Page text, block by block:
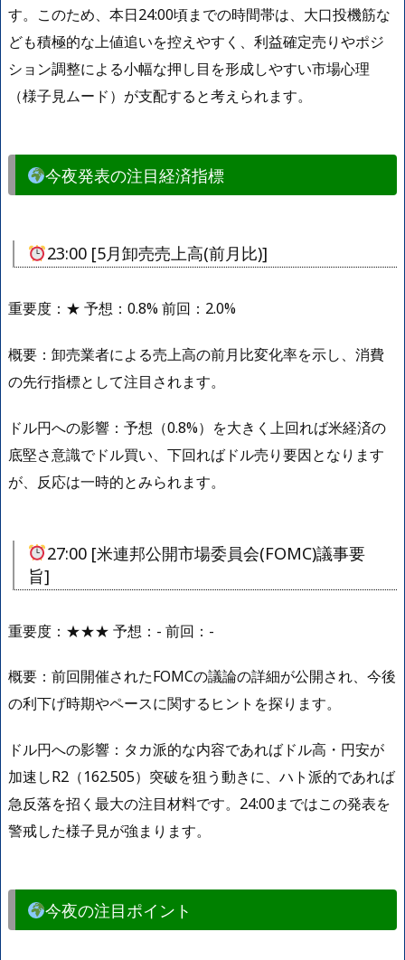
す。このため、本日24:00頃までの時間帯は、大口投機筋な
ども積極的な上値追いを控えやすく、利益確定売りやポジ
ション調整による小幅な押し目を形成しやすい市場心理
（様子見ムード）が支配すると考えられます。
今夜発表の注目経済指標
23:00 [5月卸売売上高(前月比)]
重要度：★ 予想：0.8% 前回：2.0%
概要：卸売業者による売上高の前月比変化率を示し、消費
の先行指標として注目されます。
ドル円への影響：予想（0.8%）を大きく上回れば米経済の
底堅さ意識でドル買い、下回ればドル売り要因となります
が、反応は一時的とみられます。
27:00 [米連邦公開市場委員会(FOMC)議事要
旨]
重要度：★★★ 予想：- 前回：-
概要：前回開催されたFOMCの議論の詳細が公開され、今後
の利下げ時期やペースに関するヒントを探ります。
ドル円への影響：タカ派的な内容であればドル高・円安が
加速しR2（162.505）突破を狙う動きに、ハト派的であれば
急反落を招く最大の注目材料です。24:00まではこの発表を
警戒した様子見が強まります。
今夜の注目ポイント